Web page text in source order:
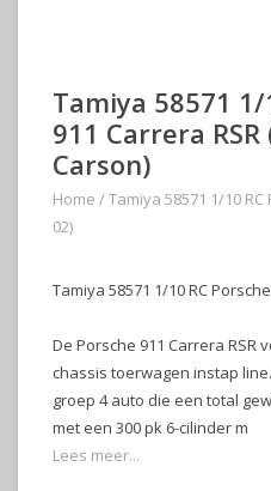
Tamiya 58571 1/
911 Carrera
Carson)
Home /Tamiya 58571 1/10
02)
Tamiya 58571 1/10 RC
De Porsche 911 Carrera RSR
chassis toerwagen instap
groep 4 auto die een total
met een 300 pk 6-cilinder m
Lees meer...